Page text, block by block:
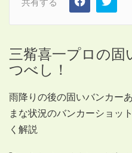
共有する
三觜喜一プロの
つべし！
雨降りの後の固いバンカー
まな状況のバンカーショッ
く解説